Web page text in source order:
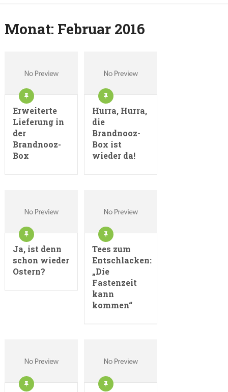
Monat: Februar 2016
Erweiterte
Lieferung in
der
Brandnooz-
Box
Hurra, Hurra,
die
Brandnooz-
Box ist
wieder da!
Ja, ist denn
schon wieder
Ostern?
Tees zum
Entschlacken:
„Die
Fastenzeit
kann
kommen“